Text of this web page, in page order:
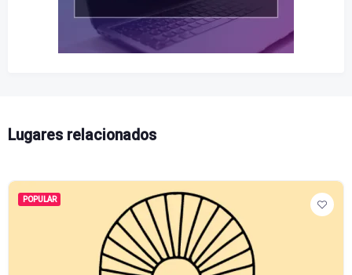
Lugares relacionados
POPULAR